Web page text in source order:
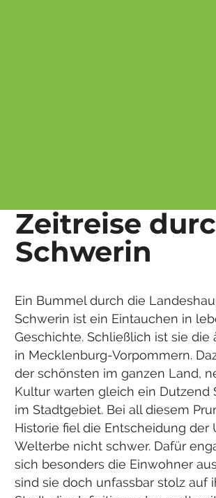
Zeitreise
Schwerin
Ein Bummel durch die
Schwerin ist ein Eintauchen in
Geschichte. Schließlich ist sie die
in Mecklenburg-Vorpommern.
der schönsten im ganzen Land,
Kultur warten gleich ein Dutzend
im Stadtgebiet. Bei all diesem
Historie fiel die Entscheidung der
Welterbe nicht schwer. Dafür
sich besonders die Einwohner
sind sie doch unfassbar stolz auf